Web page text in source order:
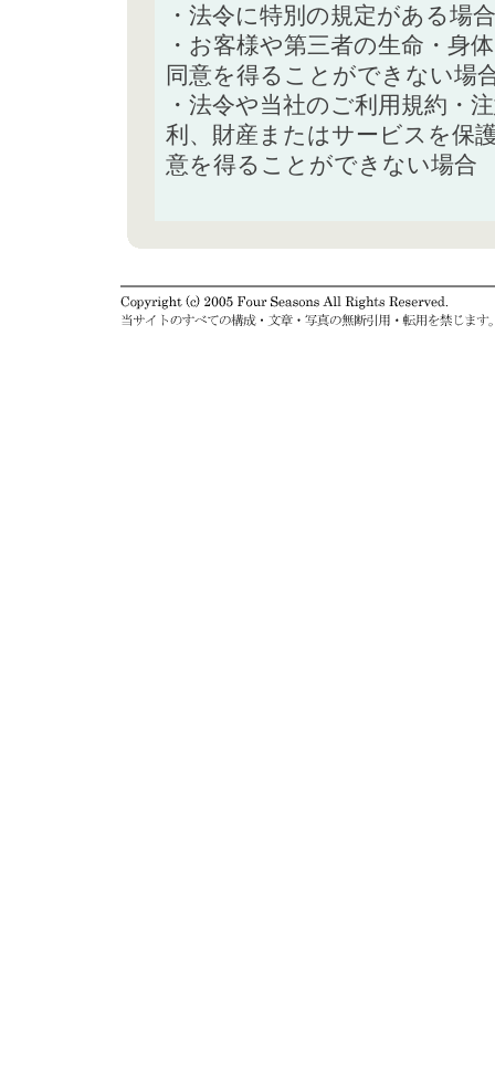
・法令に特別の規定がある場合
・お客様や第三者の生命・身
同意を得ることができない場
・法令や当社のご利用規約・
利、財産またはサービスを保
意を得ることができない場合